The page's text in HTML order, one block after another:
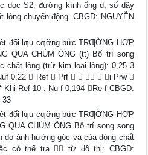
dọc S2, đường kính ống d, số dãy
lỏng chuyển động. CBGD: NGUYỄN
đối lƣu cƣỡng bức TRƢỜNG HỢP
QUA CHÙM ỐNG (tt) Bố trí song
chất lỏng (trừ kim loại lỏng): 0,25 3
0,22  Ref  Prf     i Prw 
Khi Ref 10 : Nu f 0,194 Re f CBGD:
33
đối lƣu cƣỡng bức TRƢỜNG HỢP
QUA CHÙM ỐNG Bố trí song song
do ảnh hưởng góc va của dòng chất
có thể tra  từ đồ thị: CBGD: